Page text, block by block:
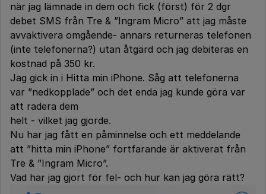
när jag lämnade in dem och fick (först) för 2 dgr
debet SMS från Tre & ”Ingram Micro” att jag måste
avvaktivera omgående- annars returneras telefonen
(inte telefonerna?) utan åtgärd och jag debiteras en
kostnad på 350 kr.
Jag gick in i Hitta min iPhone. Såg att telefonerna
var ”nedkopplade” och det enda jag kunde göra var
att radera dem
helt - vilket jag gjorde.
Nu har jag fått en påminnelse och ett meddelande
att ”hitta min iPhone” fortfarande är aktiverat från
Tre & ”Ingram Micro”.
Vad har jag gjort för fel- och hur kan jag göra rätt?